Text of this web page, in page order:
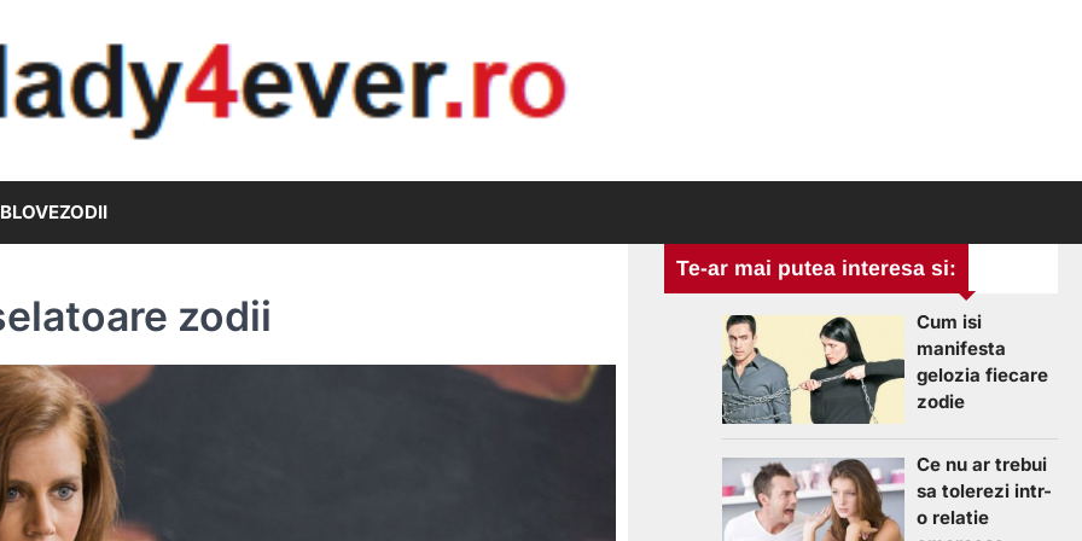
LOVEZODII
zodii
Te-ar mai putea interesa si:
Cum isi
manifesta
gelozia fiecare
zodie
Ce nu ar trebui
sa tolerezi intr-
o relatie